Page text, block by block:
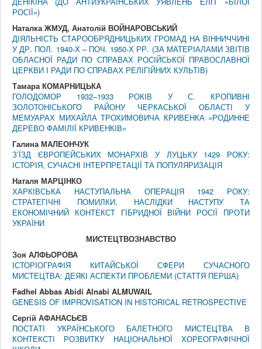
РОСІЇ»)
Наталка ЖМУД, Анатолій ВОЙНАРОВСЬКИЙ
ДІЯЛЬНІСТЬ СТАРООБРЯДНИЦЬКИХ ГРОМАД НА ВІННИЧЧИНІ
У ДР. ПОЛ. 1940-Х – ПОЧ. 1950-Х РР. (ЗА МАТЕРІАЛАМИ ЗВІТІВ
ОБЛАСНОЇ РАДИ ПО СПРАВАХ РОСІЙСЬКОЇ ПРАВОСЛАВНОЇ
ЦЕРКВИ І РАДИ ПО СПРАВАХ РЕЛІГІЙНИХ КУЛЬТІВ)
Тамара КОМАРНИЦЬКА
ГОЛОДОМОР 1932–1933 РОКІВ У С. КРОПИВНІ
ЗОЛОТОНІСЬКОГО РАЙОНУ ЧЕРКАСЬКОЇ ОБЛАСТІ У
МЕМУАРАХ МИХАЙЛА ТРОХИМОВИЧА КРИВЕНКА «РОДИННЕ
ДЕРЕВО ФАМІЛІЇ КРИВЕНКІВ»
Галина МАЛЕОНЧУК
ЗʼЇЗД ЄВРОПЕЙСЬКИХ МОНАРХІВ У ЛУЦЬКУ 1429 РОКУ:
ІСТОРІЯ, СУЧАСНІ ІНТЕРПРЕТАЦІЇ ТА ПОПУЛЯРИЗАЦІЯ
Наталя МАРЦІНКО
ХАРКІВСЬКА НАСТУПАЛЬНА ОПЕРАЦІЯ 1942 РОКУ:
СТРАТЕГІЧНІ ПОМИЛКИ, НАСЛІДКИ НАСТУПУ ТА
ЕКОНОМІЧНИЙ КОНТЕКСТ ГІБРИДНОЇ ВІЙНИ РОСІЇ ПРОТИ
УКРАЇНИ
МИСТЕЦТВОЗНАВСТВО
Зоя АЛФЬОРОВА
ІСТОРІОГРАФІЯ КИТАЙСЬКОЇ СФЕРИ СУЧАСНОГО
МИСТЕЦТВА: ДЕЯКІ АСПЕКТИ ПРОБЛЕМИ (СТАТТЯ ПЕРША)
Fadhel Abbas Abidi Alnabi ALMUWAIL
GENESIS OF IMPROVISATION IN HISTORICAL RETROSPECTIVE
Сергій АФАНАСЬЄВ
ПОСТАТІ УКРАЇНСЬКОГО БАЛЕТНОГО МИСТЕЦТВА В
КОНТЕКСТІ РОЗВИТКУ НАЦІОНАЛЬНОЇ ХОРЕОГРАФІЧНОЇ